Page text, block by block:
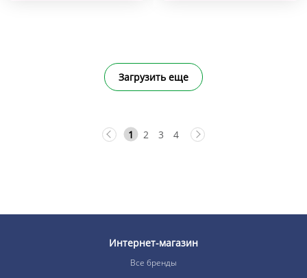
Загрузить еще
1 2 3 4
Интернет-магазин
Все бренды